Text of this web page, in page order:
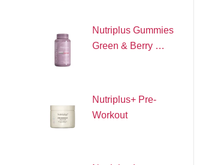
Nutriplus Gummies
Green & Berry …
Nutriplus+ Pre-
Workout